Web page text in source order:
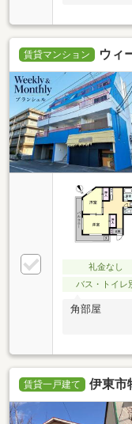
賃貸マンション ウィ
礼金なし
バス・トイレ
角部屋
賃貸一戸建て 伊東市